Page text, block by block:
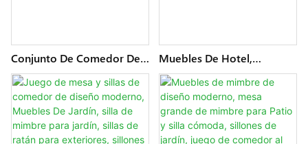
Conjunto De Comedor De
Jardín De Aluminio,
Muebles De Hotel, Mesa
De Restaurante Resistente
A La Oxidación, Sillas De
Exterior, Mesa Y Sillas De
Patio De Metal.
Muebles De Hotel,
Restaurante, Comedor,
Mesa Y Sillas De Exterior,
Sillas De Patio De Metal,
Juego De Comedor De
Jardín De Aluminio